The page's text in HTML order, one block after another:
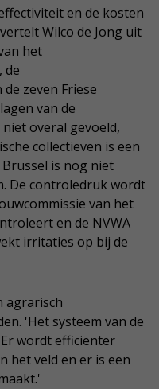
en de kosten
Wilco de Jong uit
het
de
zeven Friese
van de
overal gevoeld,
collectieven is een
is nog niet
De controledruk wordt
van het
en de NVWA
irritaties op bij de
agrarisch
'Het systeem van de
wordt efficiënter
het veld en er is een